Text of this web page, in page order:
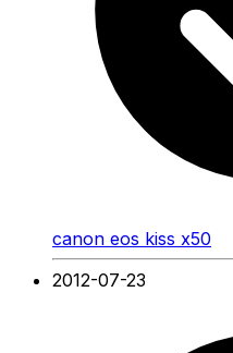
canon eos kiss x50
2012-07-23